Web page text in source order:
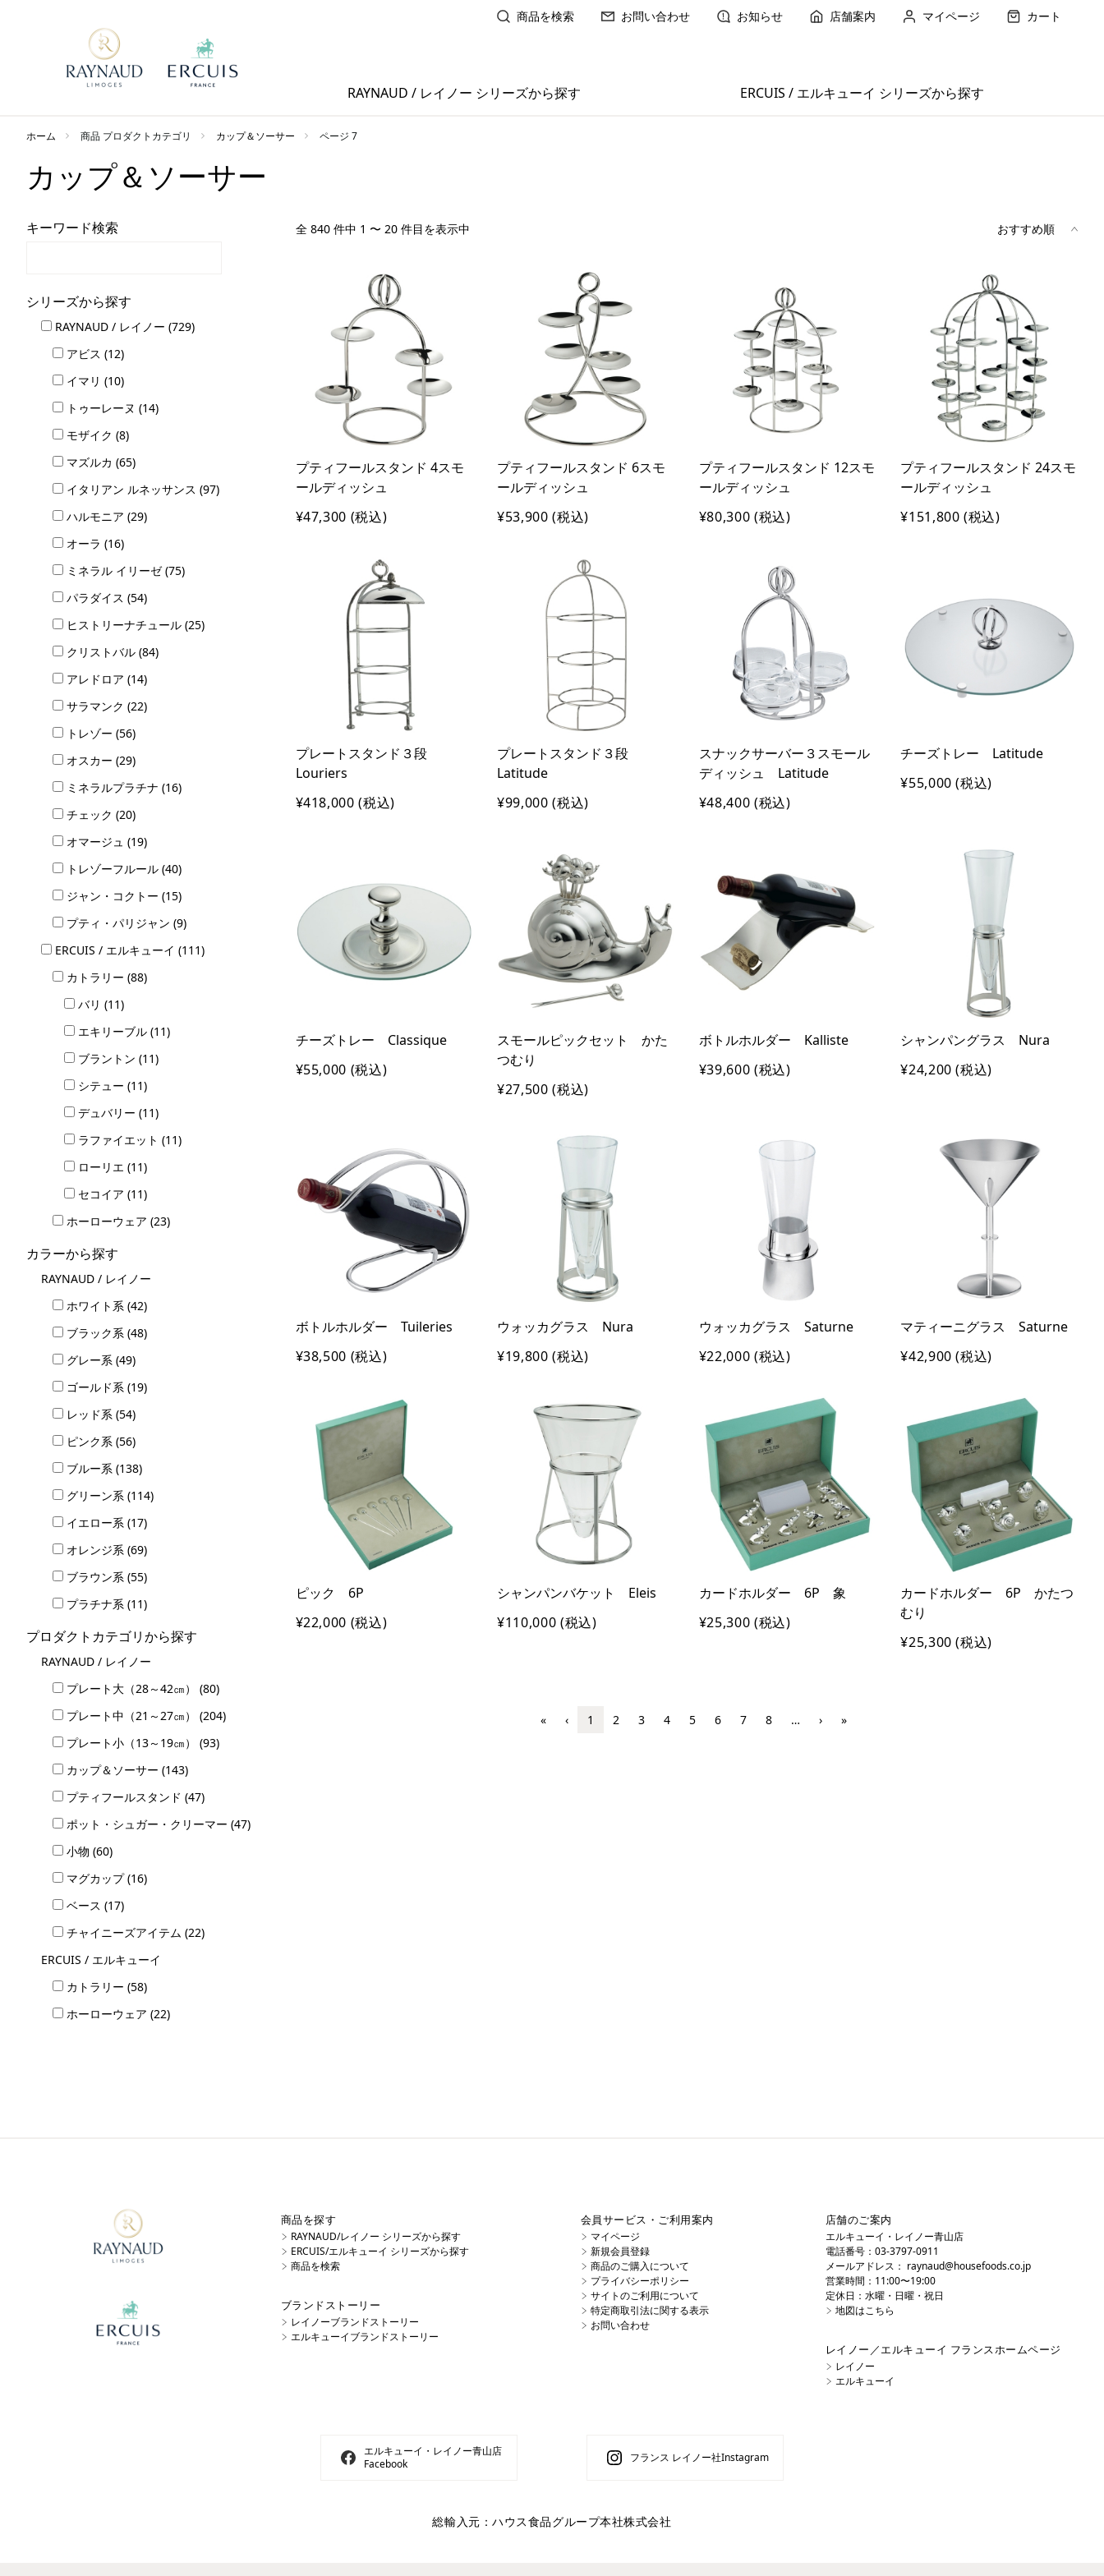
商品を検索 お問い合わせ お知らせ 店舗案内 マイページ カート
RAYNAUD / レイノー シリーズから探す ERCUIS / エルキューイ シリーズから探す
ホーム 商品 プロダクトカテゴリ カップ＆ソーサー ページ 7
カップ＆ソーサー
キーワード検索
シリーズから探す
RAYNAUD / レイノー (729)
アビス (12)
イマリ (10)
トゥーレーヌ (14)
モザイク (8)
マズルカ (65)
イタリアン ルネッサンス (97)
ハルモニア (29)
オーラ (16)
ミネラル イリーゼ (75)
パラダイス (54)
ヒストリーナチュール (25)
クリストバル (84)
アレドロア (14)
サラマンク (22)
トレゾー (56)
オスカー (29)
ミネラルプラチナ (16)
チェック (20)
オマージュ (19)
トレゾーフルール (40)
ジャン・コクトー (15)
プティ・パリジャン (9)
ERCUIS / エルキューイ (111)
カトラリー (88)
バリ (11)
エキリーブル (11)
ブラントン (11)
シテュー (11)
デュバリー (11)
ラファイエット (11)
ローリエ (11)
セコイア (11)
ホーローウェア (23)
カラーから探す
RAYNAUD / レイノー
ホワイト系 (42)
ブラック系 (48)
グレー系 (49)
ゴールド系 (19)
レッド系 (54)
ピンク系 (56)
ブルー系 (138)
グリーン系 (114)
イエロー系 (17)
オレンジ系 (69)
ブラウン系 (55)
プラチナ系 (11)
プロダクトカテゴリから探す
RAYNAUD / レイノー
プレート大（28～42㎝） (80)
プレート中（21～27㎝） (204)
プレート小（13～19㎝） (93)
カップ＆ソーサー (143)
プティフールスタンド (47)
ポット・シュガー・クリーマー (47)
小物 (60)
マグカップ (16)
ベース (17)
チャイニーズアイテム (22)
ERCUIS / エルキューイ
カトラリー (58)
ホーローウェア (22)
全 840 件中 1 〜 20 件目を表示中
プティフールスタンド 4スモ
ールディッシュ
¥47,300 (税込)
プティフールスタンド 6スモ
ールディッシュ
¥53,900 (税込)
プティフールスタンド 12スモ
ールディッシュ
¥80,300 (税込)
プティフールスタンド 24スモ
ールディッシュ
¥151,800 (税込)
プレートスタンド３段
Louriers
¥418,000 (税込)
プレートスタンド３段
Latitude
¥99,000 (税込)
スナックサーバー３スモール
ディッシュ Latitude
¥48,400 (税込)
チーズトレー Latitude
¥55,000 (税込)
チーズトレー Classique
¥55,000 (税込)
スモールピックセット かた
つむり
¥27,500 (税込)
ボトルホルダー Kalliste
¥39,600 (税込)
シャンパングラス Nura
¥24,200 (税込)
ボトルホルダー Tuileries
¥38,500 (税込)
ウォッカグラス Nura
¥19,800 (税込)
ウォッカグラス Saturne
¥22,000 (税込)
マティーニグラス Saturne
¥42,900 (税込)
ピック 6P
¥22,000 (税込)
シャンパンバケット Eleis
¥110,000 (税込)
カードホルダー 6P 象
¥25,300 (税込)
カードホルダー 6P かたつ
むり
¥25,300 (税込)
« ‹ 1 2 3 4 5 6 7 8 … › »
商品を探す
RAYNAUD/レイノー シリーズから探す
ERCUIS/エルキューイ シリーズから探す
商品を検索
ブランドストーリー
レイノーブランドストーリー
エルキューイブランドストーリー
会員サービス・ご利用案内
マイページ
新規会員登録
商品のご購入について
プライバシーポリシー
サイトのご利用について
特定商取引法に関する表示
お問い合わせ
店舗のご案内
エルキューイ・レイノー青山店
電話番号：03-3797-0911
メールアドレス： raynaud@housefoods.co.jp
営業時間：11:00〜19:00
定休日：水曜・日曜・祝日
地図はこちら
レイノー／エルキューイ フランスホームページ
レイノー
エルキューイ
エルキューイ・レイノー青山店
Facebook
フランス レイノー社Instagram
総輸入元：ハウス食品グループ本社株式会社